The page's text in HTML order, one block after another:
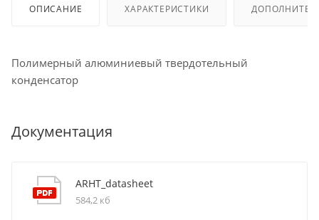
ОПИСАНИЕ ХАРАКТЕРИСТИКИ
Полимерный алюминиевый твердотельный
конденсатор
Документация
ARHT_datasheet
584,2 кб